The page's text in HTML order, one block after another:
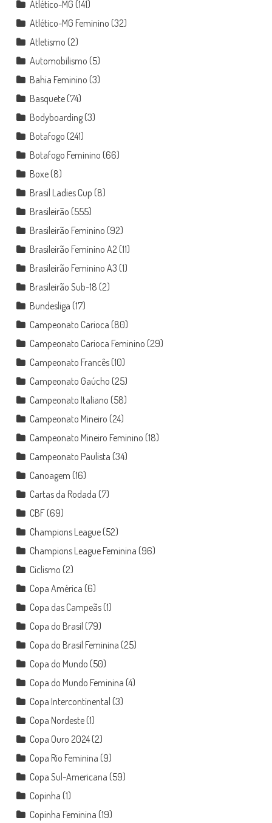
Atlético-MG (141)
Atlético-MG Feminino (32)
Atletismo (2)
Automobilismo (5)
Bahia Feminino (3)
Basquete(74)
Bodyboarding(3)
Botafogo (241)
Botafogo Feminino (66)
Boxe(8)
Brasil Ladies Cup (8)
Brasileirão (555)
Brasileirão Feminino (92)
Brasileirão Feminino A2(11)
Brasileirão Feminino A3 (1)
Brasileirão Sub-18 (2)
Bundesliga (17)
Campeonato Carioca (80)
Campeonato Carioca Feminino (29)
Campeonato Francês(10)
Campeonato Gaúcho (25)
Campeonato Italiano (58)
Campeonato Mineiro (24)
Campeonato Mineiro Feminino (18)
Campeonato Paulista (34)
Canoagem (16)
Cartas da Rodada (7)
CBF(69)
Champions League(52)
Champions League Feminina (96)
Ciclismo (2)
Copa América (6)
Copa das Campeãs(1)
Copa do Brasil (79)
Copa do Brasil Feminina (25)
Copa do Mundo (50)
Copa do Mundo Feminina (4)
Copa Intercontinental (3)
Copa Nordeste(1)
Copa Ouro 2024(2)
Copa Rio Feminina (9)
Copa Sul-Americana (59)
Copinha (1)
Copinha Feminina (19)